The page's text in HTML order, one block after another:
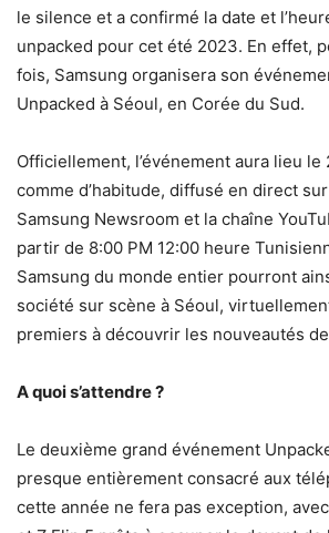
le silence et a confirmé la date et
unpacked pour cet été 2023. En effet,
fois, Samsung organisera son
Unpacked à Séoul, en Corée du Sud.
Officiellement, l’événement aura lieu
comme d’habitude, diffusé en direct
Samsung Newsroom et la chaîne
partir de 8:00 PM 12:00 heure
Samsung du monde entier pourront
société sur scène à Séoul,
premiers à découvrir les nouveautés
A quoi s’attendre ?
Le deuxième grand événement
presque entièrement consacré aux
cette année ne fera pas exception,